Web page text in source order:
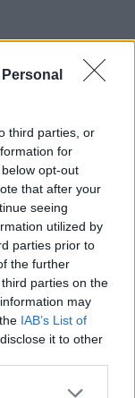
third parties, or
for
opt-out
that after your
seeing
utilized by
parties prior to
the further
parties on the
may
IAB’s List of
it to other